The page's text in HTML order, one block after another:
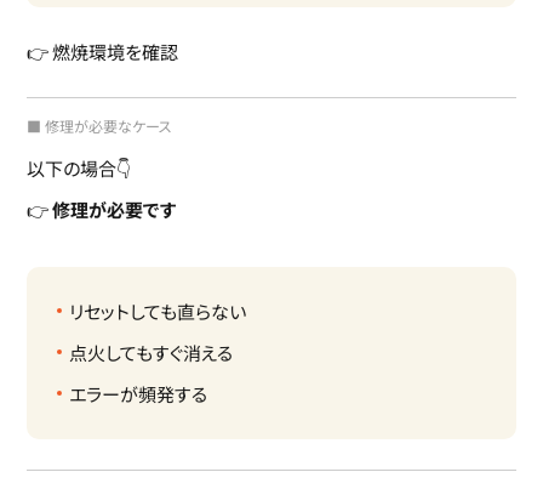
👉 燃焼環境を確認
■ 修理が必要なケース
以下の場合👇
👉修理が必要です
リセットしても直らない
点火してもすぐ消える
エラーが頻発する